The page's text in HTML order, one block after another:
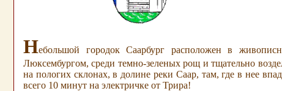
Небольшой городок Саарбург расположен в
Люксембургом, среди темно-зеленых рощ и тщательно
на пологих склонах, в долине реки Саар, там, где в нее
всего 10 минут на электричке от Трира!